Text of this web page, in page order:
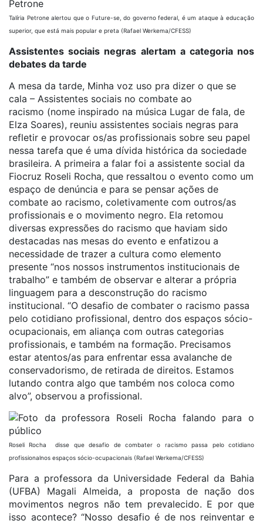
Talíria Petrone alertou que o Future-se, do governo federal, é um ataque à educação
superior, que está mais popular e preta (Rafael Werkema/CFESS)
Assistentes sociais negras alertam a categoria nos
debates da tarde
A mesa da tarde, Minha voz uso pra dizer o que se
cala – Assistentes sociais no combate ao
racismo (nome inspirado na música Lugar de fala, de
Elza Soares), reuniu assistentes sociais negras para
refletir e provocar os/as profissionais sobre seu papel
nessa tarefa que é uma dívida histórica da sociedade
brasileira. A primeira a falar foi a assistente social da
Fiocruz Roseli Rocha, que ressaltou o evento como um
espaço de denúncia e para se pensar ações de
combate ao racismo, coletivamente com outros/as
profissionais e o movimento negro. Ela retomou
diversas expressões do racismo que haviam sido
destacadas nas mesas do evento e enfatizou a
necessidade de trazer a cultura como elemento
presente “nos nossos instrumentos institucionais de
trabalho” e também de observar e alterar a própria
linguagem para a desconstrução do racismo
institucional. “O desafio de combater o racismo passa
pelo cotidiano profissional, dentro dos espaços sócio-
ocupacionais, em aliança com outras categorias
profissionais, e também na formação. Precisamos
estar atentos/as para enfrentar essa avalanche de
conservadorismo, de retirada de direitos. Estamos
lutando contra algo que também nos coloca como
alvo”, observou a profissional.
Roseli Rocha disse que desafio de combater o racismo passa pelo cotidiano
profissionalnos espaços sócio-ocupacionais (Rafael Werkema/CFESS)
Para a professora da Universidade Federal da Bahia
(UFBA) Magali Almeida, a proposta de nação dos
movimentos negros não tem prevalecido. E por que
isso acontece? “Nosso desafio é de nos reinventar e